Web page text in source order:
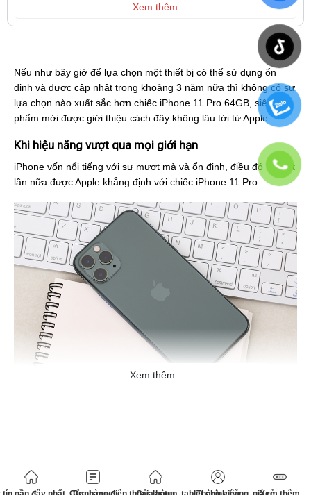
Nếu như bây giờ để lựa chọn một thiết bị có thể sử dụng ổn
định và được cập nhật trong khoảng 3 năm nữa thì không có sự
lựa chọn nào xuất sắc hơn chiếc iPhone 11 Pro 64GB, siêu
phẩm mới được giới thiệu cách đây không lâu tới từ Apple.
Khi hiệu năng vượt qua mọi giới hạn
iPhone vốn nổi tiếng với sự mượt mà và ổn định, điều đó lại một
lần nữa được Apple khẳng định với chiếc iPhone 11 Pro.
Xem thêm
Xem thêm